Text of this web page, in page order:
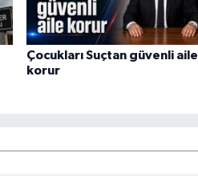
Çocukları Suçtan güvenli aile
korur